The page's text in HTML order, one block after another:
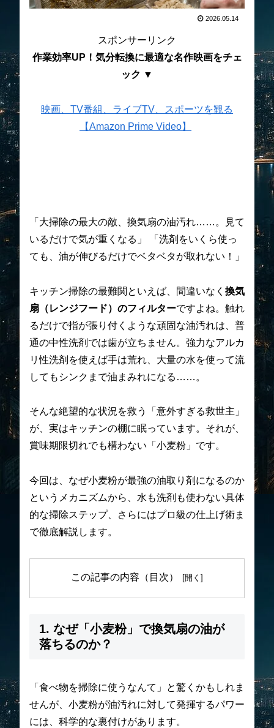
2026.05.14
スポンサーリンク
作業効率UP！気分転換に最適な名作映画をチェ
ック ▼
映画、TV番組、ライブTV、スポーツを観る
【Amazon Prime Video】
「大掃除の最大の敵、換気扇の油汚れ……。見て
いるだけで気が重くなる」 「洗剤をいくら使っ
ても、油が伸びるだけでベタベタが取れない！」
キッチン掃除の最難関といえば、間違いなく 換気
扇（レンジフード）のフィルターですよね。触れ
るだけで指が張り付くような頑固な油汚れは、普
通の中性洗剤では歯が立ちません。強力なアルカ
リ性洗剤を使えば手は荒れ、大量の水を使って流
してもシンクまで油まみれになる……。
そんな絶望的な状況を救う「意外すぎる救世主」
が、実はキッチンの棚に眠っています。それが、
賞味期限切れでも構わない「小麦粉」です。
今回は、なぜ小麦粉が最強の油取り剤になるのか
というメカニズムから、水も洗剤も使わない具体
的な掃除ステップ、さらにはプロ級の仕上げ術ま
で徹底解説します。
この記事の内容（目次）
1. なぜ「小麦粉」で換気扇の油が
落ちるのか？
「食べ物を掃除に使うなんて」と驚くかもしれま
せんが、小麦粉が油汚れに対して発揮するパワー
には、科学的な裏付けがあります。